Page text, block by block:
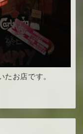
お店です。